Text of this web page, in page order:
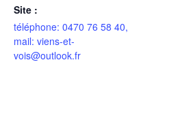
Site :
téléphone: 0470 76 58 40,
mail: viens-et-
vois@outlook.fr